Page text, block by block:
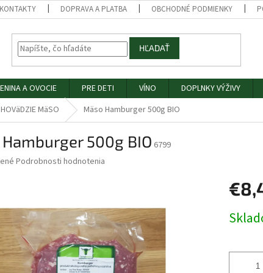
KONTAKTY DOPRAVA A PLATBA OBCHODNÉ PODMIENKY
HĽADAŤ
A OVOCIE PRE DETI VÍNO DOPLNKY VÝŽIVY
HOVäDZIE MäSO Mäso Hamburger 500g BIO
500g BIO 6799
Podrobnosti hodnotenia
cena: